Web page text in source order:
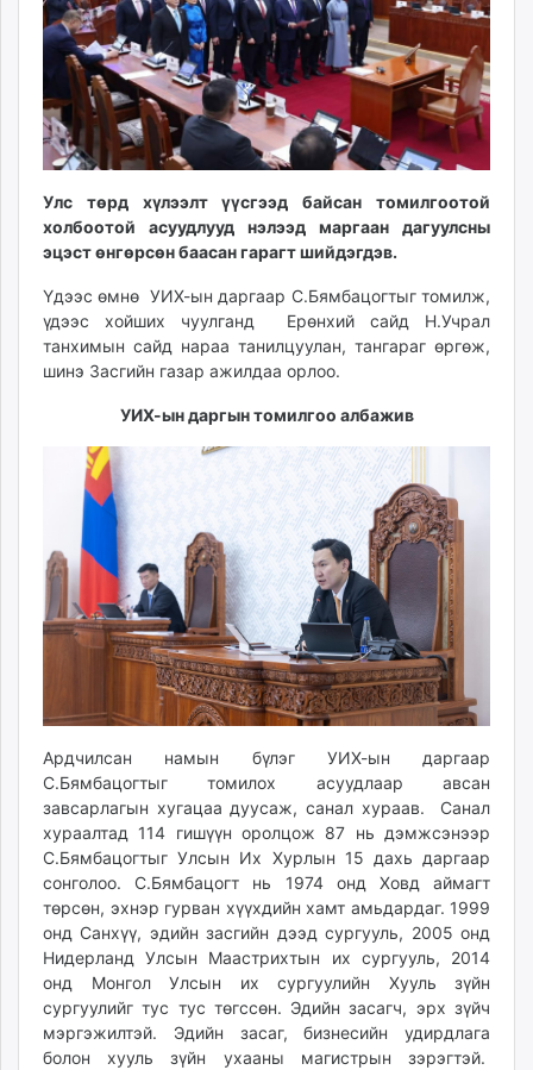
mnb.mn
Livetv.mn
Eguur.mn
24tsag.mn
shuud.mn
eagle.mn
ergelt.mn
zarig.mn
today.mn
zuv.mn
mminfo.mn
ugluu.mn
urlag.mn
shudarga.mn
shuurhai.mn
unuudur.mn
isee.mn
mglradio.com
fact.mn
itoim.mn
times.mn
tvmongolia.mn
mass.mn
unegui.mn
assa.mn
toim.mn
tac.mn
paparazzi.mn
unread.today
Улс төрд хүлээлт үүсгээд байсан томилгоотой
холбоотой асуудлууд нэлээд маргаан дагуулсны
эцэст өнгөрсөн баасан гарагт шийдэгдэв.
Үдээс өмнө УИХ-ын даргаар С.Бямбацогтыг томилж,
үдээс хойших чуулганд Ерөнхий сайд Н.Учрал
танхимын сайд нараа танилцуулан, тангараг өргөж,
шинэ Засгийн газар ажилдаа орлоо.
УИХ-ын даргын томилгоо албажив
Ардчилсан намын бүлэг УИХ-ын даргаар
С.Бямбацогтыг томилох асуудлаар авсан
завсарлагын хугацаа дуусаж, санал хураав. Санал
хураалтад 114 гишүүн оролцож 87 нь дэмжсэнээр
С.Бямбацогтыг Улсын Их Хурлын 15 дахь даргаар
сонголоо. С.Бямбацогт нь 1974 онд Ховд аймагт
төрсөн, эхнэр гурван хүүхдийн хамт амьдардаг. 1999
онд Санхүү, эдийн засгийн дээд сургууль, 2005 онд
Нидерланд Улсын Маастрихтын их сургууль, 2014
онд Монгол Улсын их сургуулийн Хууль зүйн
сургуулийг тус тус төгссөн. Эдийн засагч, эрх зүйч
мэргэжилтэй. Эдийн засаг, бизнесийн удирдлага
болон хууль зүйн ухааны магистрын зэрэгтэй.